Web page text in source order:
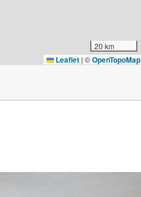
20 km
Leaflet | ©OpenTopoMap